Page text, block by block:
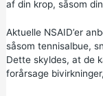
af din krop, såsom
Aktuelle NSAID’er
såsom tennisalbue,
Dette skyldes, at de
forårsage